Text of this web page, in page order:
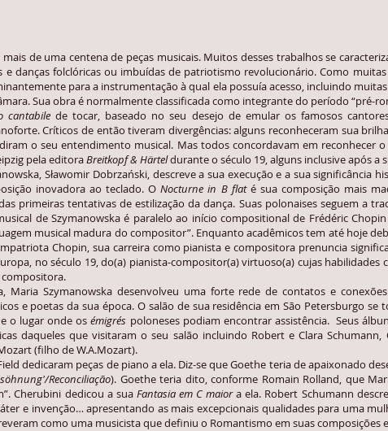
de uma centena de peças musicais. Muitos desses trabalhos se
e danças folclóricas ou imbuídas de patriotismo revolucionário. Como
para a instrumentação à qual ela possuía acesso, incluindo
Sua obra é normalmente classificada como integrante do período “pré-
cantabilede tocar, baseado no seu desejo de emular os famosos
Críticos de então tiveram divergências: alguns reconheceram sua
o seu entendimento musical. Mas todos concordavam em reconhecer
pela editoraBreitkopf & Härteldurante o século 19, alguns inclusive após a
Sławomir Dobrzański, descreve a sua execução e a sua significância
inovadora ao teclado. ONocturne in B flaté sua composição mais
primeiras tentativas de estilização da dança. Suas polonaises seguem a
de Szymanowska é paralelo ao início compositional de Frédéric
musical madura do compositor”. Enquanto acadêmicos tem até hoje
Chopin, sua carreira como pianista e compositora prenuncia
no século 19, do(a) pianista-compositor(a) virtuoso(a) cujas
compositora.
Szymanowska desenvolveu uma forte rede de contatos e
e poetas da sua época. O salão de sua residência em São Petersburgo
o lugar onde osémigrés poloneses podiam encontrar assistência. Seus
daqueles que visitaram o seu salão incluindo Robert e Clara Schumann,
(filho de W.A.Mozart).
dedicaram peças de piano a ela. Diz-se que Goethe teria de apaixonado
Reconciliação). Goethe teria dito, conforme Romain Rolland, que
Cherubini dedicou a sua Fantasia em C maiora ela. Robert Schumann
e invenção… apresentando as mais excepcionais qualidades para uma
como uma musicista que definiu o Romantismo em suas composições